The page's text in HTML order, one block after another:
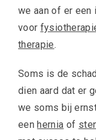
we aan of er een
voor
therapie.
Soms is de
dien aard dat er
we soms bij
eenhernia of